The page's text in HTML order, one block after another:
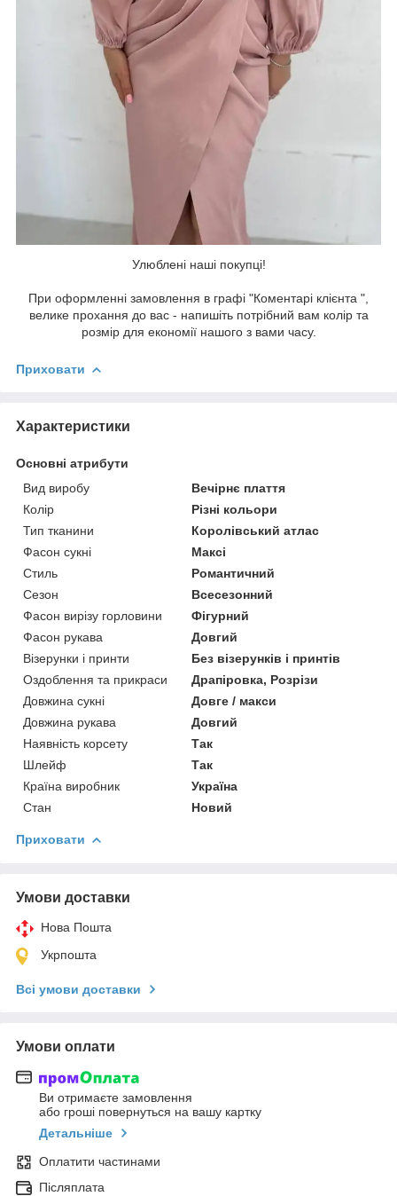
Улюблені наші покупці!
При оформленні замовлення в графі "Коментарі клієнта ",
велике прохання до вас - напишіть потрібний вам колір та
розмір для економії нашого з вами часу.
Приховати
Характеристики
Основні атрибути
Вид виробу
Вечірнє плаття
Колір
Різні кольори
Тип тканини
Королівський атлас
Фасон сукні
Максі
Стиль
Романтичний
Сезон
Всесезонний
Фасон вирізу горловини
Фігурний
Фасон рукава
Довгий
Візерунки і принти
Без візерунків і принтів
Оздоблення та прикраси
Драпіровка, Розрізи
Довжина сукні
Довге / макси
Довжина рукава
Довгий
Наявність корсету
Так
Шлейф
Так
Країна виробник
Україна
Стан
Новий
Приховати
Умови доставки
Нова Пошта
Укрпошта
Всі умови доставки
Умови оплати
Ви отримаєте замовлення
або гроші повернуться на вашу картку
Детальніше
Оплатити частинами
Післяплата